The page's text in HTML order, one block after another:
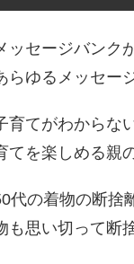
ッセージバンク
らゆるメッセー
育てがわからな
てを楽しめる親
代の着物の断捨
も思い切って断